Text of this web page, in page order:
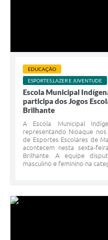
EDUCAÇÃO
ESPORTES,LAZER E JUVENTUDE
Escola Municipal
participa dos Jogos
Brilhante
A Escola Municipal
representando Nioaque
de Esportes Escolares de
acontecem nesta sexta-
Brilhante. A equipe
masculino e feminino na